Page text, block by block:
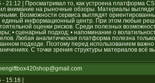
- 21:12 | Просматривал то, как устроена платформа
внимание на рыночные обзоры. Материалы
Возможности сервиса выглядят
единый информационный центр. При этом любые
оценки рисков. Среди полезных
• сценарный подход; • напоминание о
Любая аналитическая платформа полезна
подходе. Поэтому перед использованием
С точки зрения структуры материалов всё
15:16 |